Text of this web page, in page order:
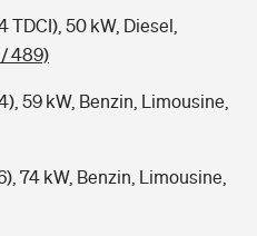
TDCI), 50 kW, Diesel,
489)
59 kW, Benzin, Limousine,
74 kW, Benzin, Limousine,